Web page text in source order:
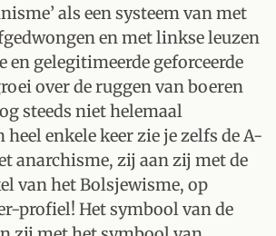
als een systeem van met
en met linkse leuzen
en gelegitimeerde geforceerde
over de ruggen van boeren
steeds niet helemaal
heel enkele keer zie je zelfs de A-
anarchisme, zij aan zij met de
van het Bolsjewisme, op
profiel! Het symbool van de